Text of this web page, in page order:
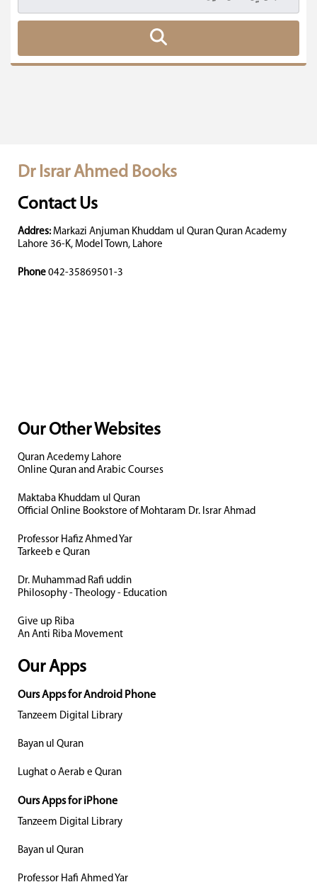
Dr Israr Ahmed Books
Contact Us
Addres: Markazi Anjuman Khuddam ul Quran Quran Academy
Lahore 36-K, Model Town, Lahore
Phone 042-35869501-3
Our Other Websites
Quran Acedemy Lahore
Online Quran and Arabic Courses
Maktaba Khuddam ul Quran
Official Online Bookstore of Mohtaram Dr. Israr Ahmad
Professor Hafiz Ahmed Yar
Tarkeeb e Quran
Dr. Muhammad Rafi uddin
Philosophy - Theology - Education
Give up Riba
An Anti Riba Movement
Our Apps
Ours Apps for Android Phone
Tanzeem Digital Library
Bayan ul Quran
Lughat o Aerab e Quran
Ours Apps for iPhone
Tanzeem Digital Library
Bayan ul Quran
Professor Hafi Ahmed Yar